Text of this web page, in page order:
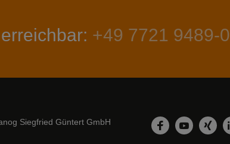
+49 7721 9489-0
Siegfried Güntert GmbH
Facebook
YouTubeXing